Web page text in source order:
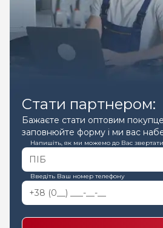
Стати партнером:
Бажаєте стати оптовим
заповнюйте форму і ми вас
Напишіть, як ми можемо до Вас
Введіть Ваш номер телефону